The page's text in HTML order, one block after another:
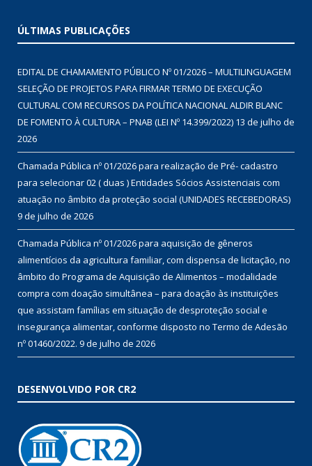
ÚLTIMAS PUBLICAÇÕES
EDITAL DE CHAMAMENTO PÚBLICO Nº 01/2026 – MULTILINGUAGEM
SELEÇÃO DE PROJETOS PARA FIRMAR TERMO DE EXECUÇÃO
CULTURAL COM RECURSOS DA POLÍTICA NACIONAL ALDIR BLANC
DE FOMENTO À CULTURA – PNAB (LEI Nº 14.399/2022) 13 de julho de
2026
Chamada Pública nº 01/2026 para realização de Pré- cadastro
para selecionar 02 ( duas ) Entidades Sócios Assistenciais com
atuação no âmbito da proteção social (UNIDADES RECEBEDORAS)
9 de julho de 2026
Chamada Pública nº 01/2026 para aquisição de gêneros
alimentícios da agricultura familiar, com dispensa de licitação, no
âmbito do Programa de Aquisição de Alimentos – modalidade
compra com doação simultânea – para doação às instituições
que assistam famílias em situação de desproteção social e
insegurança alimentar, conforme disposto no Termo de Adesão
nº 01460/2022. 9 de julho de 2026
DESENVOLVIDO POR CR2